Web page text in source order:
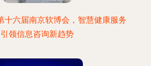
十六届南京软博会，智慧健康服务
引领信息咨询新趋势